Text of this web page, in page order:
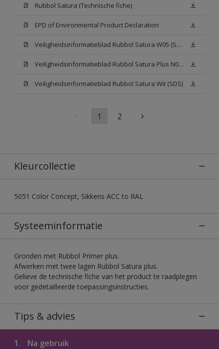
Rubbol Satura (Technische fiche)
EPD of Environmental Product Declaration
Veiligheidsinformatieblad Rubbol Satura W05 (SDS)
Veiligheidsinformatieblad Rubbol Satura Plus N00 (SDS)
Veiligheidsinformatieblad Rubbol Satura Wit (SDS)
1 2
Kleurcollectie
5051 Color Concept, Sikkens ACC to RAL
Systeeminformatie
Gronden met Rubbol Primer plus.
Afwerken met twee lagen Rubbol Satura plus.
Gelieve de technische fiche van het product te raadplegen
voor gedetailleerde toepassingsinstructies.
Tips & advies
1. Na gebruik